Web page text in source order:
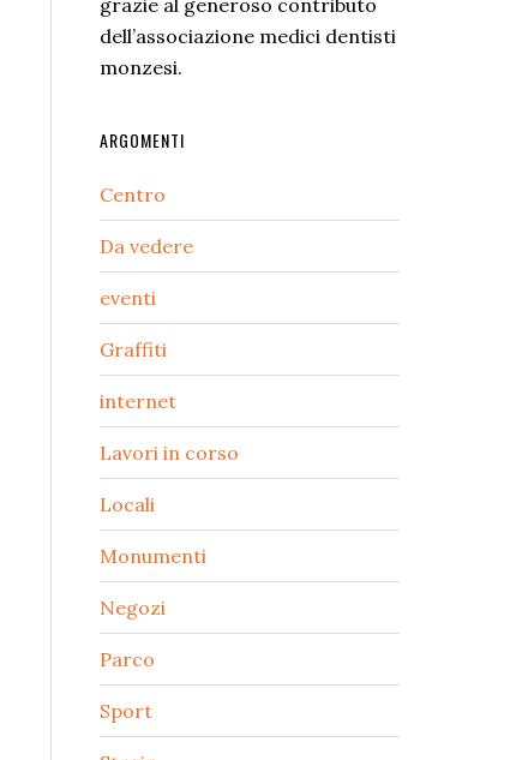
grazie al generoso contributo
dell’associazione medici dentisti
monzesi.
ARGOMENTI
Centro
Da vedere
eventi
Graffiti
internet
Lavori in corso
Locali
Monumenti
Negozi
Parco
Sport